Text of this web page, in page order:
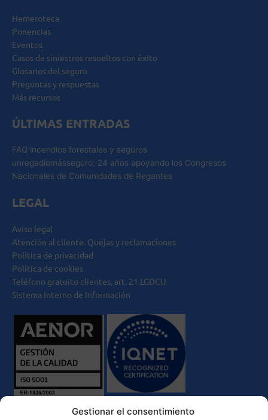
Gestionar el consentimiento
Hemeroteca
Ponencias
Eventos
Casos de siniestros resueltos con éxito
Glosarios del seguro
Preguntas y respuestas
Más recursos
ÚLTIMAS ENTRADAS
FAQ incendios forestales y seguros
unregadíomásseguro: 24 años apoyando los Congresos
Nacionales de Comunidades de Regantes
LEGAL
Aviso legal
Atención al cliente. Quejas y reclamaciones
Política de privacidad
Política de cookies
Teléfono gratuito clientes, art. 21 LGDCU
Sistema Interno de Información